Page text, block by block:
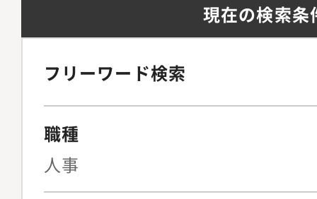
現在の検索条
フリーワード検索
職種
人事